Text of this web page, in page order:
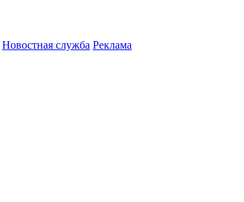
Новостная служба Реклама